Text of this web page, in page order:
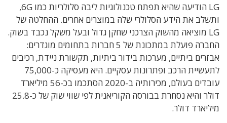
LG הודיעה שהיא תפתח טכנולוגיות ליבה סלולריות כמו 6G,
ותשלב את הידע הסלולרי שלה במוצרים אחרים. ההחלטה של
LG מוציאה מהשוק הצרכני שחקן גדול ובעל משקל נכבד בשוק.
החברה פועלת במתכונת של 5 חברות בתחומים מוגדרים:
אבזרים ביתיים, מערכות בידור ביתיות, תקשורת ניידת, רכיבים
לתעשיית הרכב ופתרונות עסקיים. היא מעסיקה כ-75,000
עובדים בעולם, מכירותיה ב-2020 הסתכמו בכ-56 מיליארד
דולר והיא נסחרת בבורסה הקוריאנית לפי שווי שוק של כ-25.8
מיליארד דולר.